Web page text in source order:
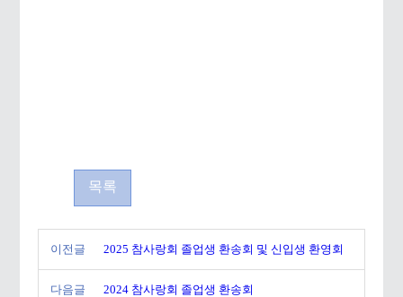
목록
이전글 2025 참사랑회 졸업생 환송회 및 신입생 환영회
다음글 2024 참사랑회 졸업생 환송회